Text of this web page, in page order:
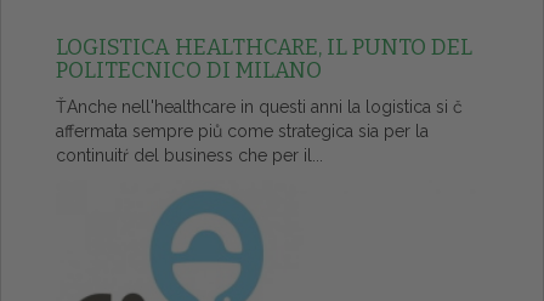
LOGISTICA HEALTHCARE, IL PUNTO DEL
POLITECNICO DI MILANO
ŤAnche nell'healthcare in questi anni la logistica si č
affermata sempre piů come strategica sia per la
continuitŕ del business che per il...